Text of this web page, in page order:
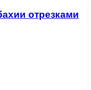
отрезками